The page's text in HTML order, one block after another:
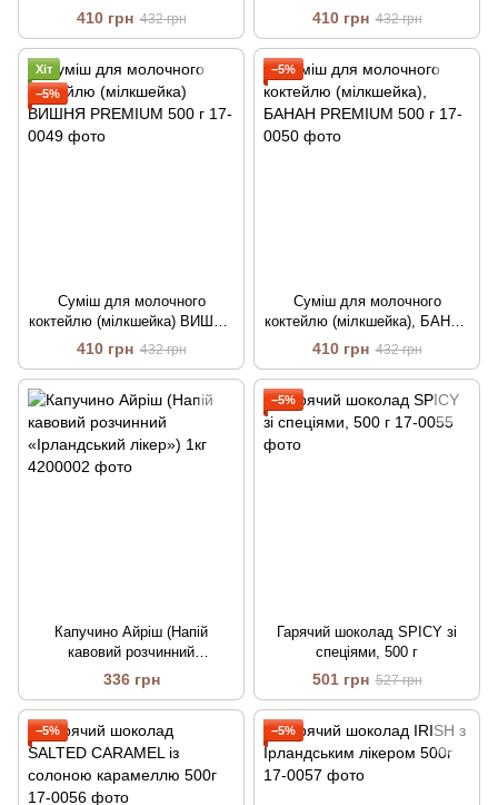
410 грн 432 грн
PREMIUM 500 г
410 грн 432 грн
Хіт
−5%
Суміш для молочного
коктейлю (мілкшейка) ВИШНЯ
PREMIUM 500 г
410 грн 432 грн
−5%
Суміш для молочного
коктейлю (мілкшейка), БАНАН
PREMIUM 500 г
410 грн 432 грн
Капучино Айріш (Напій
кавовий розчинний
«Ірландський лікер») 1кг
336 грн
−5%
Гарячий шоколад SPICY зі
спеціями, 500 г
501 грн 527 грн
−5% −5%